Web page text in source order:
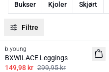
Bukser Kjoler Skjørt
Filtre
50%
b.young
BXWILACE Leggings
149,98 kr 299,95 kr